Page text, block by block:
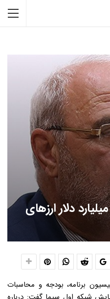
پاسخگوی ۴۸ میلیارد دلار ارزهای
برنامه، بودجه و محاسبات